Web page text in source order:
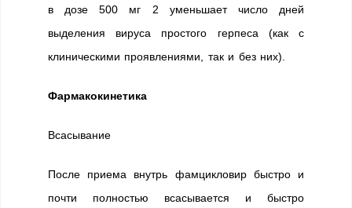
в дозе 500 мг 2 уменьшает число дней
выделения вируса простого герпеса (как с
клиническими проявлениями, так и без них).
Фармакокинетика
Всасывание
После приема внутрь фамцикловир быстро и
почти полностью всасывается и быстро